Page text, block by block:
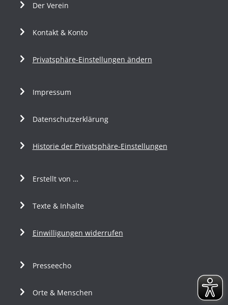
Der Verein
Kontakt & Konto
Privatsphäre-Einstellungen ändern
Impressum
Datenschutzerklärung
Historie der Privatsphäre-Einstellungen
Erstellt von …
Texte & Inhalte
Einwilligungen widerrufen
Presseecho
Orte & Menschen